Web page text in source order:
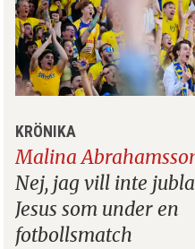
KRÖNIKA
Malina
Nej, jag vill inte
Jesus som under en
fotbollsmatch